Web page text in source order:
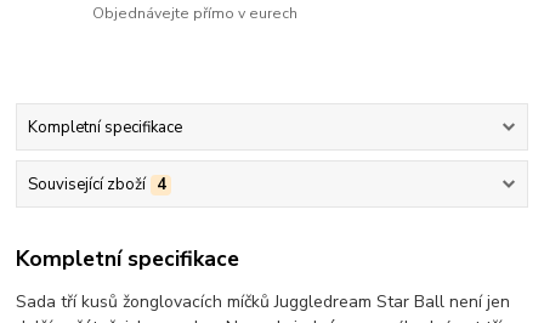
Objednávejte přímo v eurech
Kompletní specifikace
Související zboží 4
Kompletní specifikace
Sada tří kusů žonglovacích míčků Juggledream Star Ball není jen